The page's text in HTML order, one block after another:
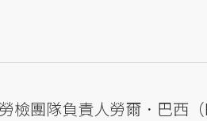
檢團隊負責人勞爾．巴西